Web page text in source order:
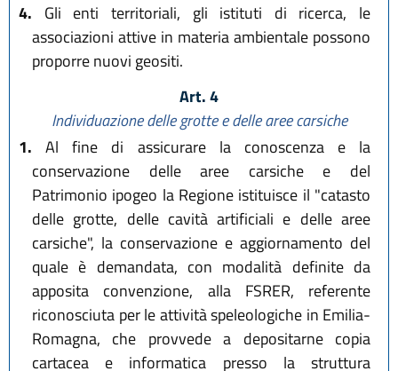
4. Gli enti territoriali, gli istituti di ricerca, le
associazioni attive in materia ambientale possono
proporre nuovi geositi.
Art. 4
Individuazione delle grotte e delle aree carsiche
1. Al fine di assicurare la conoscenza e la
conservazione delle aree carsiche e del
Patrimonio ipogeo la Regione istituisce il "catasto
delle grotte, delle cavità artificiali e delle aree
carsiche", la conservazione e aggiornamento del
quale è demandata, con modalità definite da
apposita convenzione, alla FSRER, referente
riconosciuta per le attività speleologiche in Emilia-
Romagna, che provvede a depositarne copia
cartacea e informatica presso la struttura